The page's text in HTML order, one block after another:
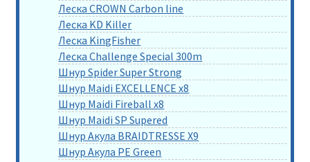
Леска CROWN Carbon line
Леска KD Killer
Леска KingFisher
Леска Challenge Special 300m
Шнур Spider Super Strong
Шнур Maidi EXCELLENCE x8
Шнур Maidi Fireball x8
Шнур Maidi SP Supered
Шнур Акула BRAIDTRESSE X9
Шнур Акула PE Green